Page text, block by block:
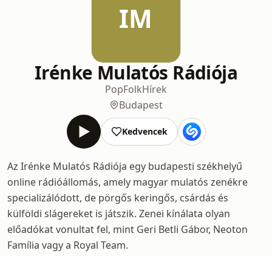
IM
Irénke Mulatós Rádiója
PopFolkHírek
Budapest
Kedvencek
Az Irénke Mulatós Rádiója egy budapesti székhelyű
online rádióállomás, amely magyar mulatós zenékre
specializálódott, de pörgős keringős, csárdás és
külföldi slágereket is játszik. Zenei kínálata olyan
előadókat vonultat fel, mint Geri Betli Gábor, Neoton
Família vagy a Royal Team.